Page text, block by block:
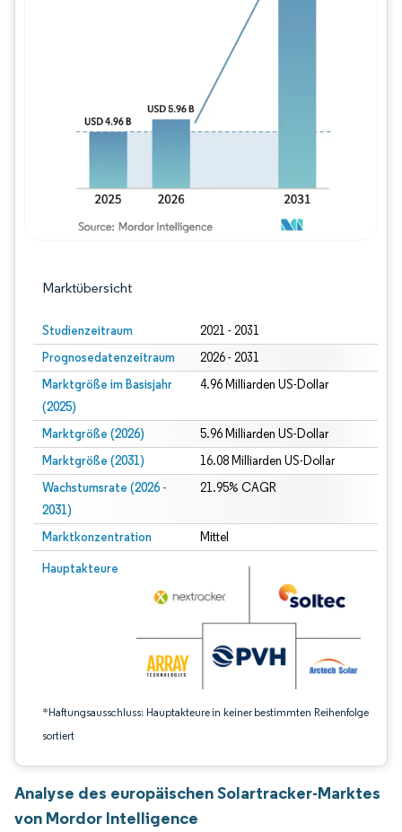
Marktübersicht
Studienzeitraum 2021 - 2031
Prognosedatenzeitraum 2026 - 2031
Marktgröße im Basisjahr
(2025)
4.96 Milliarden US-Dollar
Marktgröße (2026) 5.96 Milliarden US-Dollar
Marktgröße (2031) 16.08 Milliarden US-Dollar
Wachstumsrate (2026 -
2031)
21.95% CAGR
Marktkonzentration Mittel
Hauptakteure
*Haftungsausschluss: Hauptakteure in keiner bestimmten Reihenfolge
sortiert
Bild © Mordor Intelligence. Wiederverwendung erfordert Namensnennung
Bild © Mordor Intelligence.
Analyse des europäischen Solartracker-Marktes
von Mordor Intelligence